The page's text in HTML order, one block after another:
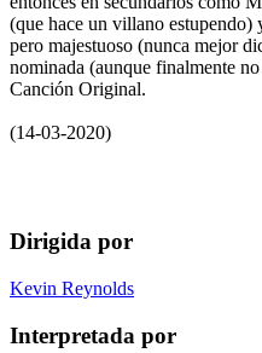
(que hace un villano
pero majestuoso (nunca mejor
nominada (aunque finalmente
Canción Original.
(14-03-2020)
Dirigida por
Kevin Reynolds
Interpretada por